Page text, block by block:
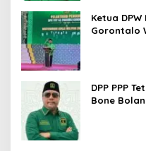
Ketua
Gorontalo
DPP PPP
Bone